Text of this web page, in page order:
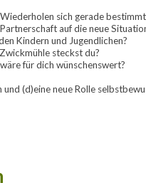
sich gerade
auf die neue
Kindern und Jugendlichen?
steckst du?
für dich wünschenswert?
(d)eine neue Rolle